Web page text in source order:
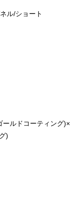
ル/ショート
ールドコーティング)×
)